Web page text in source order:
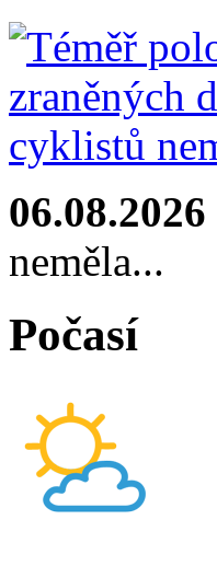
06.08.2026
neměla...
Počasí